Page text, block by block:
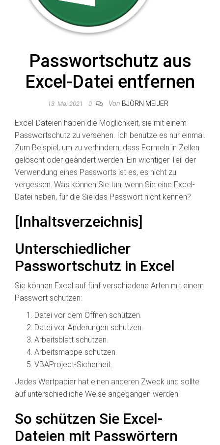
Passwortschutz aus
Excel-Datei entfernen
13. Mai 2021 0 Von BJÖRN MEIJER
Excel-Dateien haben die Möglichkeit, sie mit einem
Passwortschutz zu versehen. Ich benutze es nur einmal.
Zum Beispiel, um zu verhindern, dass Formeln in Zellen
gelöscht oder geändert werden. Ein wichtiger Teil der
Verwendung eines Passworts ist es, es nicht zu
vergessen. Was können Sie tun, wenn Sie eine Excel-
Datei haben, für die Sie das Passwort nicht kennen?
[Inhaltsverzeichnis]
Unterschiedlicher
Passwortschutz in Excel
Sie können Excel auf fünf verschiedene Arten mit einem
Passwort schützen:
Datei vor dem Öffnen schützen.
Datei vor Änderungen schützen.
Arbeitsblatt schützen.
Arbeitsmappe schützen.
VBAProject-Sicherheit.
Jedes Wertpapier hat einen anderen Zweck und sollte
auf unterschiedliche Weise angegangen werden.
So schützen Sie Excel-
Dateien mit Passwörtern